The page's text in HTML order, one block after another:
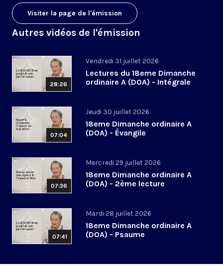
Visiter la page de l'émission
Autres vidéos de l'émission
28:26
Vendredi 31 juillet 2026
Lectures du 18eme Dimanche
ordinaire A (DOA) - Intégrale
07:04
Jeudi 30 juillet 2026
18eme Dimanche ordinaire A
(DOA) - Évangile
07:36
Mercredi 29 juillet 2026
18eme Dimanche ordinaire A
(DOA) - 2ème lecture
07:41
Mardi 28 juillet 2026
18eme Dimanche ordinaire A
(DOA) - Psaume